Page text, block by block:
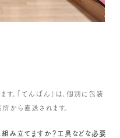
す。「てんばん」は、個別に包装
から直送されます。
組み立てますか？工具などな必要